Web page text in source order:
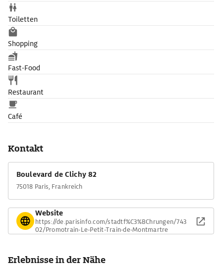
Toiletten
Shopping
Fast-Food
Restaurant
Café
Kontakt
Boulevard de Clichy 82
75018 Paris, Frankreich
Website
https://de.parisinfo.com/stadtf%C3%BChrungen/743
02/Promotrain-Le-Petit-Train-de-Montmartre
Erlebnisse in der Nähe